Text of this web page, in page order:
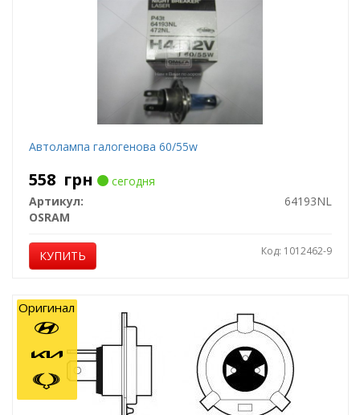
Автолампа галогенова 60/55w
558 грн
сегодня
Артикул:
64193NL
OSRAM
КУПИТЬ Код: 1012462-9
Оригинал